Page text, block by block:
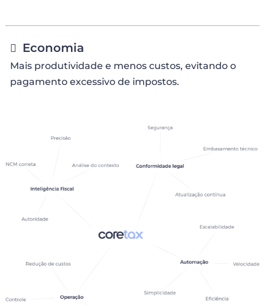
Economia
Mais produtividade e menos custos, evitando o
pagamento excessivo de impostos.